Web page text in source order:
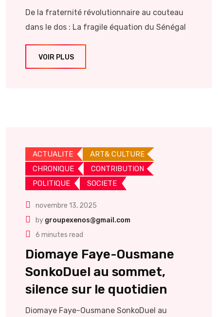
De la fraternité révolutionnaire au couteau
dans le dos : La fragile équation du Sénégal
VOIR PLUS
ACTUALITE
ART& CULTURE
CHRONIQUE
CONTRIBUTION
POLITIQUE
SOCIETE
novembre 13, 2025
by groupexenos@gmail.com
6 minutes read
Diomaye Faye-Ousmane
SonkoDuel au sommet,
silence sur le quotidien
Diomaye Faye-Ousmane SonkoDuel au